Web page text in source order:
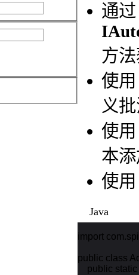
通过
方
使
义
使
本
使
Java
import
public class
public